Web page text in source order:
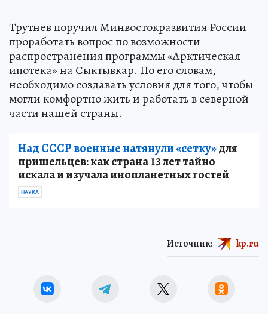
Трутнев поручил Минвостокразвития России
проработать вопрос по возможности
распространения программы «Арктическая
ипотека» на Сыктывкар. По его словам,
необходимо создавать условия для того, чтобы
могли комфортно жить и работать в северной
части нашей страны.
Над СССР военные натянули «сетку»для
пришельцев: как страна 13 лет тайно
искала и изучала инопланетных гостей
НАУКА
Источник: kp.ru